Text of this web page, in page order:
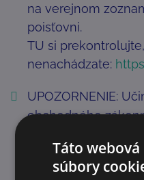
na verejnom
poisťovni.
TU si
nenachádzate:
UPOZORNENIE:
obchodného
spoločník a ani
osoba, voči ktorej
konanie, t.j.
Táto
súbory